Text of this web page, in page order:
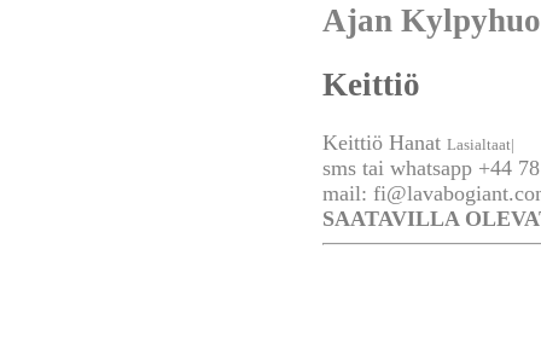
Ajan
Keittiö
Keittiö Hanat Lasialtaat|
sms tai whatsapp +44
mail:
SAATAVILLA